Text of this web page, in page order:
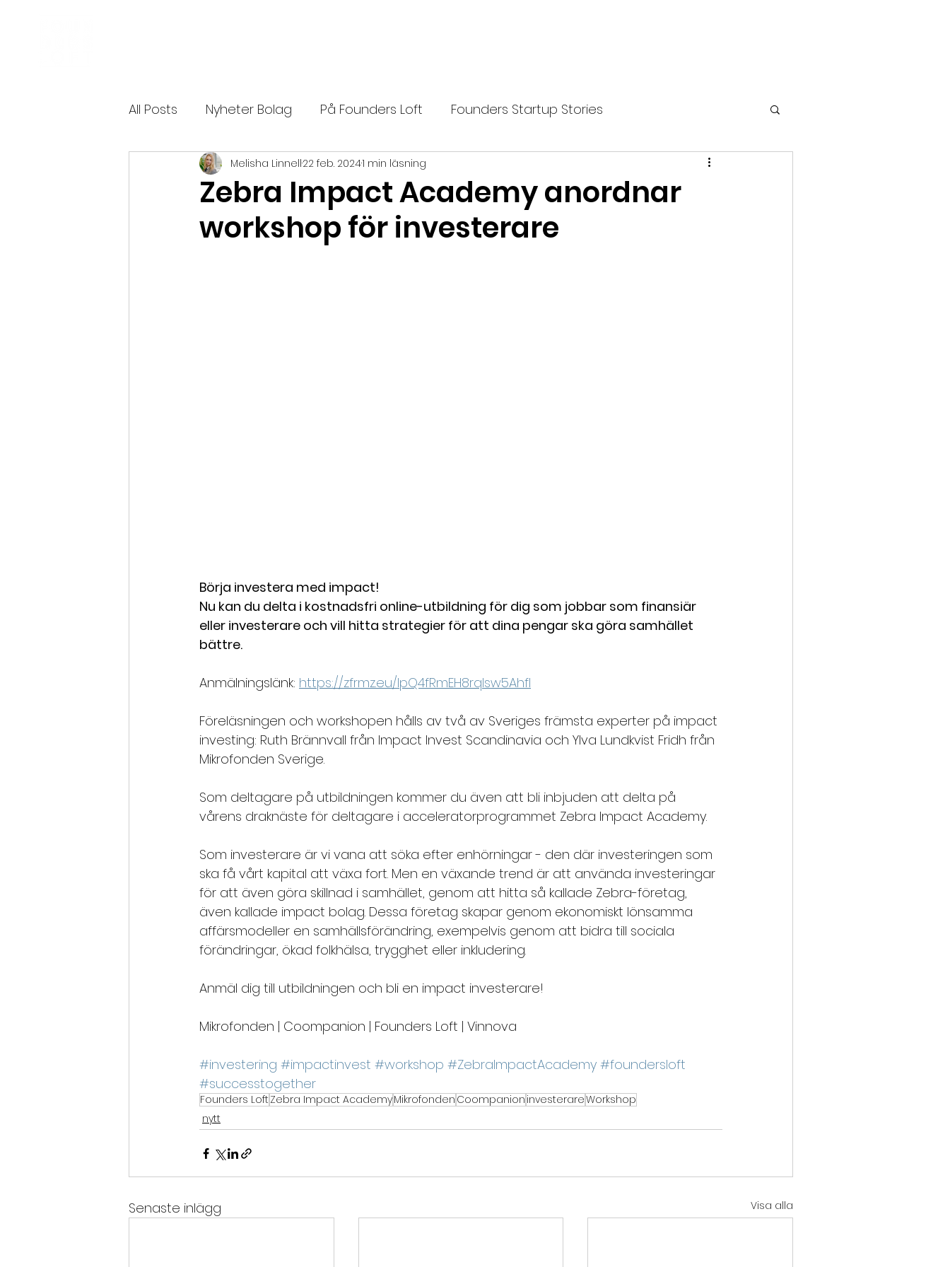
All Posts Nyheter Bolag På Founders Loft Founders Startup Stories
Founders Alumni Stories Nya bolag Mentor
Zebra Impact Academy anordnar
workshop för investerare
Melisha Linnell22 feb. 20241 min läsning
Börja investera med impact!
Nu kan du delta i kostnadsfri online-utbildning för dig som jobbar som finansiär
eller investerare och vill hitta strategier för att dina pengar ska göra samhället
bättre.
Anmälningslänk: https://zfrmz.eu/IpQ4fRmEH8rqlsw5AhfI
Föreläsningen och workshopen hålls av två av Sveriges främsta experter på impact
investing: Ruth Brännvall från Impact Invest Scandinavia och Ylva Lundkvist Fridh från
Mikrofonden Sverige.
Som deltagare på utbildningen kommer du även att bli inbjuden att delta på
vårens draknäste för deltagare i acceleratorprogrammet Zebra Impact Academy.
Som investerare är vi vana att söka efter enhörningar - den där investeringen som
ska få vårt kapital att växa fort. Men en växande trend är att använda investeringar
för att även göra skillnad i samhället, genom att hitta så kallade Zebra-företag,
även kallade impact bolag. Dessa företag skapar genom ekonomiskt lönsamma
affärsmodeller en samhällsförändring, exempelvis genom att bidra till sociala
förändringar, ökad folkhälsa, trygghet eller inkludering.
Anmäl dig till utbildningen och bli en impact investerare!
Mikrofonden | Coompanion | Founders Loft | Vinnova
#investering #impactinvest #workshop #ZebraImpactAcademy #foundersloft
#successtogether
Founders Loft Zebra Impact AcademyMikrofonden Coompanion investerareWorkshop
nytt
Senaste inlägg Visa alla